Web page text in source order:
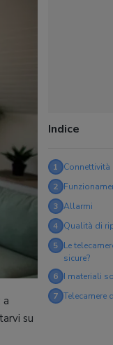
Indice
1 Connettività
2
3 Allarmi
4 Qualità di
5 Le
sicure?
6 I materiali
7 Telecamere
a
su